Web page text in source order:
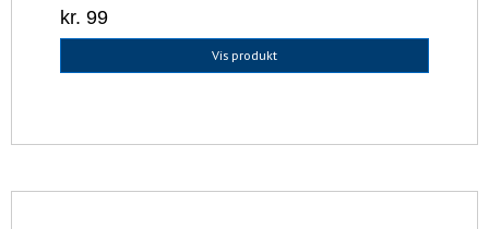
kr. 99
Vis produkt